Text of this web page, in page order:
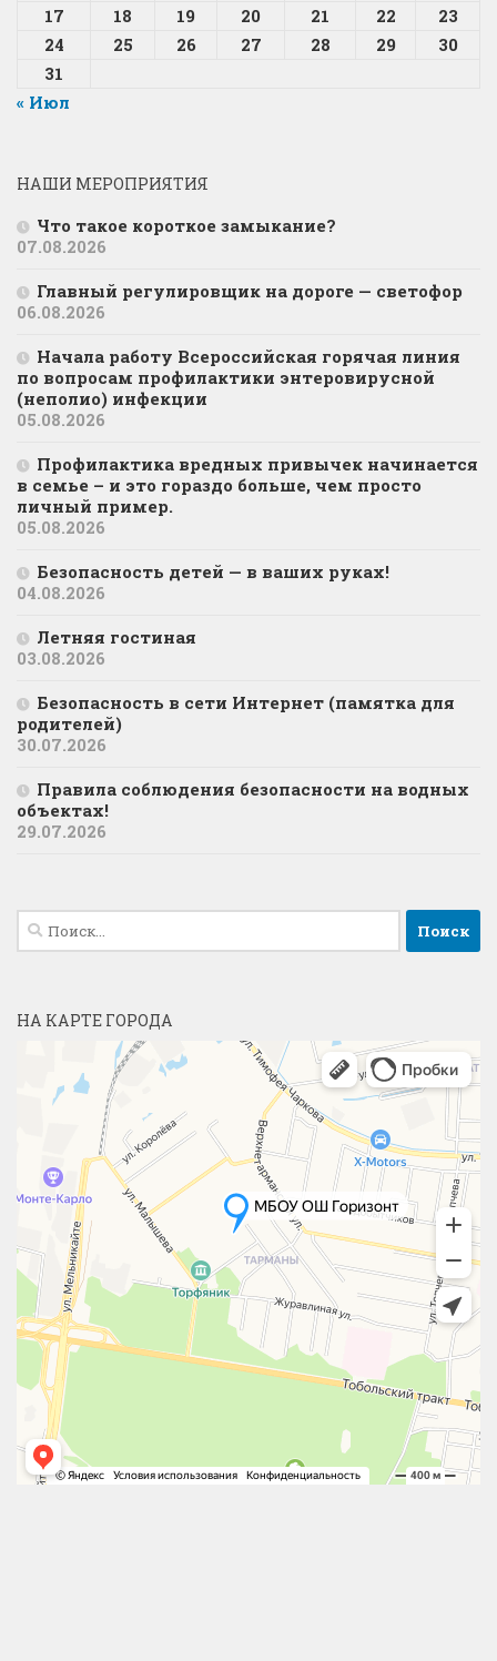
17
18 19 20 21 22
23
24
25 26 27 28 29
30
31
« Июл
НАШИ МЕРОПРИЯТИЯ
Что такое короткое замыкание?
07.08.2026
Главный регулировщик на дороге — светофор
06.08.2026
Начала работу Всероссийская горячая линия
по вопросам профилактики энтеровирусной
(неполио) инфекции
05.08.2026
Профилактика вредных привычек начинается
в семье – и это гораздо больше, чем просто
личный пример.
05.08.2026
Безопасность детей — в ваших руках!
04.08.2026
Летняя гостиная
03.08.2026
Безопасность в сети Интернет (памятка для
родителей)
30.07.2026
Правила соблюдения безопасности на водных
объектах!
29.07.2026
Найти:
НА КАРТЕ ГОРОДА